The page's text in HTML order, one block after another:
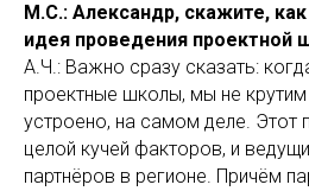
М.С.: Александр, скажите,
идея проведения проектной
А.Ч.: Важно сразу сказать:
проектные школы, мы не
устроено, на самом деле. Этот
целой кучей факторов, и
партнёров в регионе. Причём